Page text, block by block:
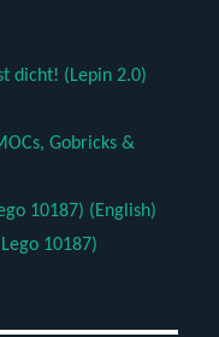
dicht! (Lepin 2.0)
Gobricks &
10187) (English)
10187)